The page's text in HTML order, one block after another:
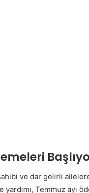
ve dar gelirli
yardımı, Temmuz